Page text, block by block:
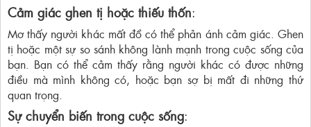
Cảm giác ghen tị hoặc thiếu thốn:
Mơ thấy người khác mất đồ có thể phản ánh cảm giác. Ghen
tị hoặc một sự so sánh không lành mạnh trong cuộc sống của
bạn. Bạn có thể cảm thấy rằng người khác có được những
điều mà mình không có, hoặc bạn sợ bị mất đi những thứ
quan trọng.
Sự chuyển biến trong cuộc sống: